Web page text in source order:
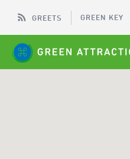
GREETS GREEN KEY